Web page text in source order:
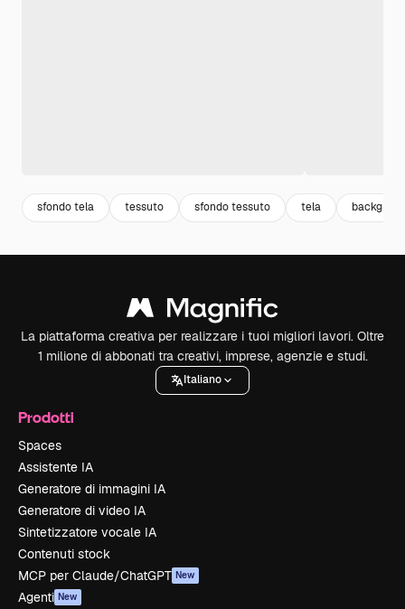
sfondo tela tessuto sfondo tessuto tela
La piattaforma creativa per realizzare i tuoi migliori lavori. Oltre
1 milione di abbonati tra creativi, imprese, agenzie e studi.
Italiano
Prodotti
Spaces
Assistente IA
Generatore di immagini IA
Generatore di video IA
Sintetizzatore vocale IA
Contenuti stock
MCP per Claude/ChatGPT New
Agenti New